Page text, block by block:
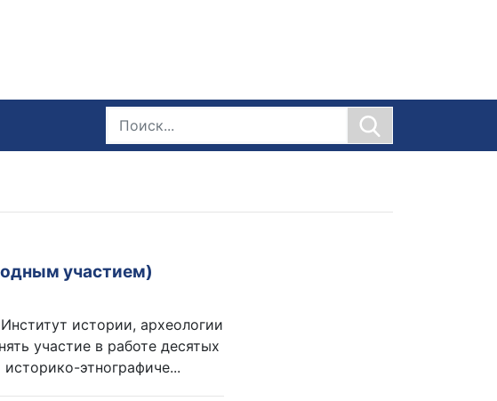
участием)
истории, археологии
участие в работе десятых
этнографиче...